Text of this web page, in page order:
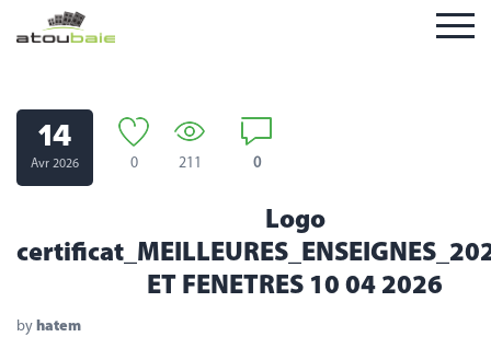
14
Avr 2026 0 211 0
Logo
ET FENETRES 10 04 2026
by hatem